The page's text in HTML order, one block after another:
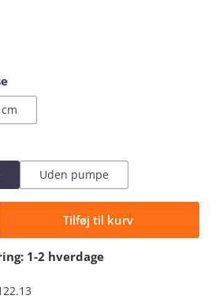
Uden pumpe
Tilføj til kurv
1-2 hverdage